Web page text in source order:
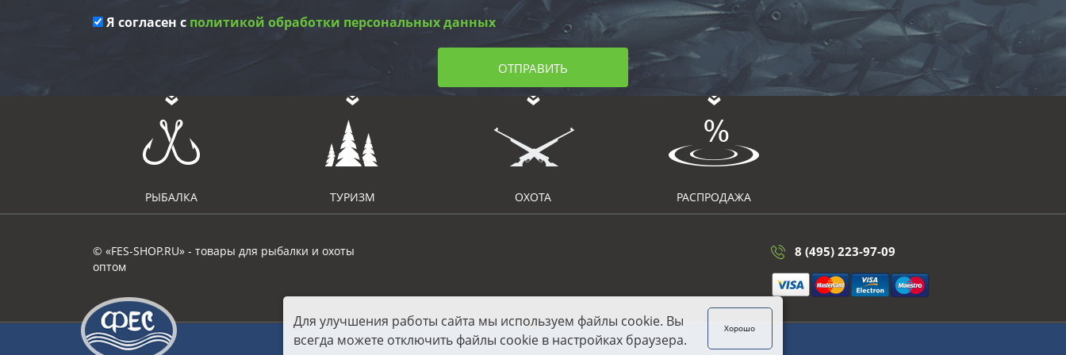
Я согласен с политикой обработки персональных данных
ОТПРАВИТЬ
РЫБАЛКА ТУРИЗМ ОХОТА РАСПРОДАЖА
© «FES-SHOP.RU» - товары для рыбалки и охоты
оптом
8 (495) 223-97-09
Для улучшения работы сайта мы используем файлы cookie. Вы
всегда можете отключить файлы cookie в настройках браузера.
Хорошо